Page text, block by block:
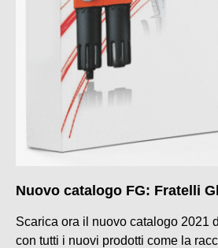
Nuovo catalogo FG: Fratelli
Scarica ora il nuovo catalogo 2021
con tutti i nuovi prodotti come la